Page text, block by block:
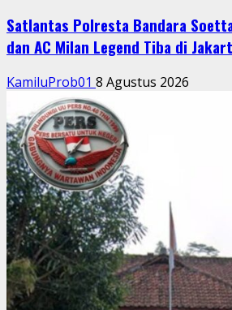
Satlantas Polresta Bandara
dan AC Milan Legend Tiba di
KamiluProb01 8 Agustus 2026